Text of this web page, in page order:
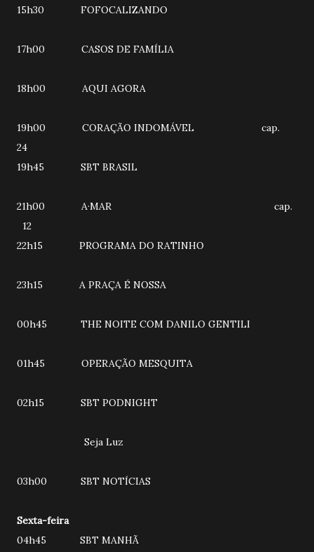
15h30 FOFOCALIZANDO
17h00 CASOS DE FAMÍLIA
18h00 AQUI AGORA
19h00 CORAÇÃO INDOMÁVEL cap.
24
19h45 SBT BRASIL
21h00 A·MAR cap.
12
22h15 PROGRAMA DO RATINHO
23h15 A PRAÇA É NOSSA
00h45 THE NOITE COM DANILO GENTILI
01h45 OPERAÇÃO MESQUITA
02h15 SBT PODNIGHT
Seja Luz
03h00 SBT NOTÍCIAS
Sexta-feira
04h45 SBT MANHÃ